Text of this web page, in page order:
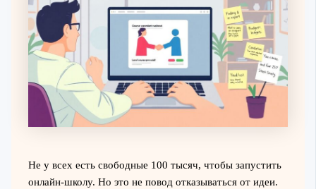
Не у всех есть свободные 100 тысяч, чтобы запустить
онлайн-школу. Но это не повод отказываться от идеи.